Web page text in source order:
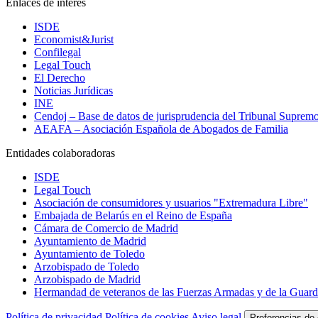
Enlaces de interés
ISDE
Economist&Jurist
Confilegal
Legal Touch
El Derecho
Noticias Jurídicas
INE
Cendoj – Base de datos de jurisprudencia del Tribunal
AEAFA – Asociación Española de Abogados de Familia
Entidades colaboradoras
ISDE
Legal Touch
Asociación de consumidores y usuarios "Extremadura Libre"
Embajada de Belarús en el Reino de España
Cámara de Comercio de Madrid
Ayuntamiento de Madrid
Ayuntamiento de Toledo
Arzobispado de Toledo
Arzobispado de Madrid
Hermandad de veteranos de las Fuerzas Armadas y de la